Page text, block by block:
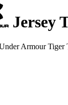
Jersey
Armour